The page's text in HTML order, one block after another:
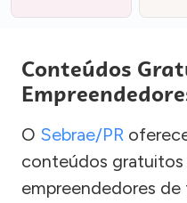
Conteúdos
O Sebrae/PR
conteúdos gratuitos
empreendedores